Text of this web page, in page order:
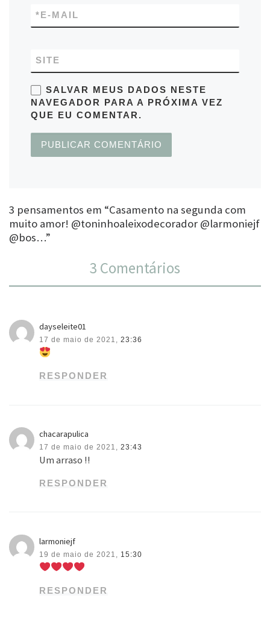
E-MAIL
*
SITE
SALVAR MEUS DADOS NESTE
NAVEGADOR PARA A PRÓXIMA VEZ
QUE EU COMENTAR.
3 pensamentos em “Casamento na segunda com
muito amor! @toninhoaleixodecorador @larmoniejf
@bos…”
3 Comentários
dayseleite01
17 de maio de 2021, 23:36
RESPONDER
chacarapulica
17 de maio de 2021, 23:43
Um arraso !!
RESPONDER
larmoniejf
19 de maio de 2021, 15:30
RESPONDER